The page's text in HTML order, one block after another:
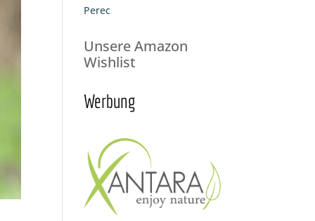
Perec
Unsere Amazon
Wishlist
Werbung